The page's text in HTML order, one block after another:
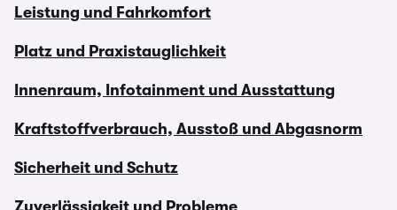
Leistung und Fahrkomfort
Platz und Praxistauglichkeit
Innenraum, Infotainment und Ausstattung
Kraftstoffverbrauch, Ausstoß und Abgasnorm
Sicherheit und Schutz
Zuverlässigkeit und Probleme